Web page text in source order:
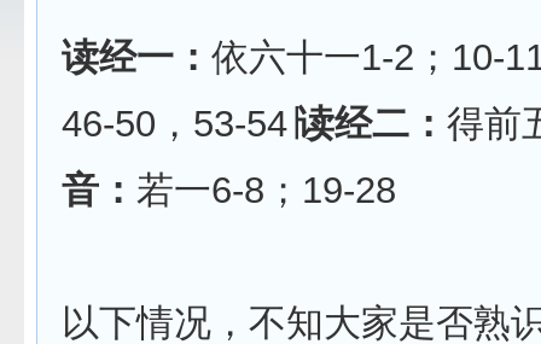
读经一： 依六十一1-2；10-
46-50，53-54∣ 读经二： 得前
音： 若一6-8；19-28
以下情况，不知大家是否熟